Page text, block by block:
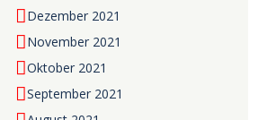
Dezember 2021
November 2021
Oktober 2021
September 2021